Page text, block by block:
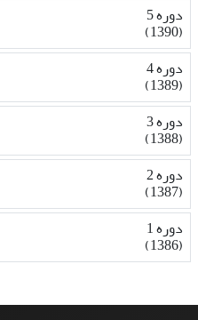
دوره 5
(1390)
دوره 4
(1389)
دوره 3
(1388)
دوره 2
(1387)
دوره 1
(1386)